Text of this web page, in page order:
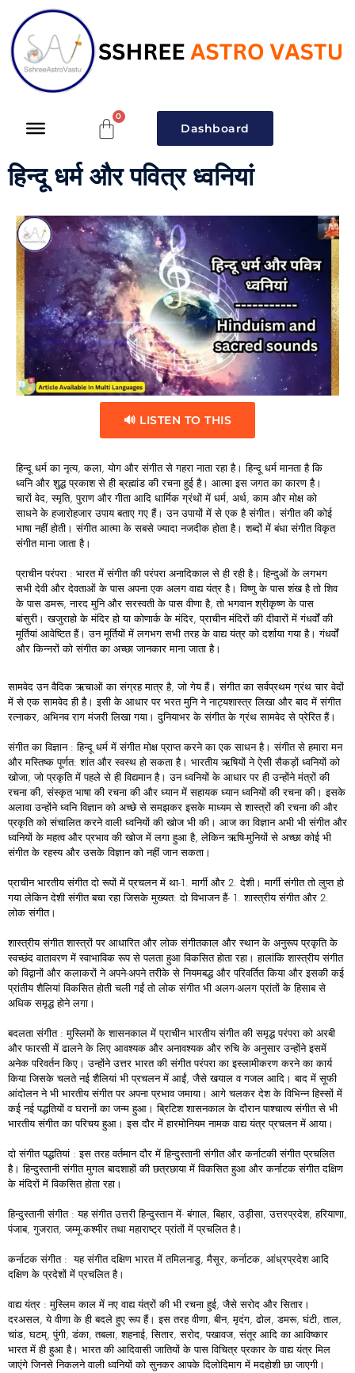
Dashboard
हिन्दू धर्म और पवित्र ध्वनियां
🔊 LISTEN TO THIS
हिन्दू धर्म का नृत्य, कला, योग और संगीत से गहरा नाता रहा है। हिन्दू धर्म मानता है कि
ध्वनि और शुद्ध प्रकाश से ही ब्रह्मांड की रचना हुई है। आत्मा इस जगत का कारण है।
चारों वेद, स्मृति, पुराण और गीता आदि धार्मिक ग्रंथों में धर्म, अर्थ, काम और मोक्ष को
साधने के हजारोहजार उपाय बताए गए हैं। उन उपायों में से एक है संगीत। संगीत की कोई
भाषा नहीं होती। संगीत आत्मा के सबसे ज्यादा नजदीक होता है। शब्दों में बंधा संगीत विकृत
संगीत माना जाता है।
प्राचीन परंपरा : भारत में संगीत की परंपरा अनादिकाल से ही रही है। हिन्दुओं के लगभग
सभी देवी और देवताओं के पास अपना एक अलग वाद्य यंत्र है। विष्णु के पास शंख है तो शिव
के पास डमरू, नारद मुनि और सरस्वती के पास वीणा है, तो भगवान श्रीकृष्ण के पास
बांसुरी। खजुराहो के मंदिर हो या कोणार्क के मंदिर, प्राचीन मंदिरों की दीवारों में गंधर्वों की
मूर्तियां आवेष्टित हैं। उन मूर्तियों में लगभग सभी तरह के वाद्य यंत्र को दर्शाया गया है। गंधर्वों
और किन्नरों को संगीत का अच्छा जानकार माना जाता है।
सामवेद उन वैदिक ऋचाओं का संग्रह मात्र है, जो गेय हैं। संगीत का सर्वप्रथम ग्रंथ चार वेदों
में से एक सामवेद ही है। इसी के आधार पर भरत मुनि ने नाट्यशास्त्र लिखा और बाद में संगीत
रत्नाकर, अभिनव राग मंजरी लिखा गया। दुनियाभर के संगीत के ग्रंथ सामवेद से प्रेरित हैं।
संगीत का विज्ञान : हिन्दू धर्म में संगीत मोक्ष प्राप्त करने का एक साधन है। संगीत से हमारा मन
और मस्तिष्क पूर्णत: शांत और स्वस्थ हो सकता है। भारतीय ऋषियों ने ऐसी सैकड़ों ध्वनियों को
खोजा, जो प्रकृति में पहले से ही विद्यमान है। उन ध्वनियों के आधार पर ही उन्होंने मंत्रों की
रचना की, संस्कृत भाषा की रचना की और ध्यान में सहायक ध्यान ध्वनियों की रचना की। इसके
अलावा उन्होंने ध्वनि विज्ञान को अच्छे से समझकर इसके माध्यम से शास्‍‍त्रों की रचना की और
प्रकृति को संचालित करने वाली ध्वनियों की खोज भी की। आज का विज्ञान अभी भी संगीत और
ध्वनियों के महत्व और प्रभाव की खोज में लगा हुआ है, लेकिन ऋषि-मु‍नियों से अच्छा कोई भी
संगीत के रहस्य और उसके विज्ञान को नहीं जान सकता।
प्राचीन भारतीय संगीत दो रूपों में प्रचलन में था-1. मार्गी और 2. देशी। मार्गी संगीत तो लुप्त हो
गया लेकिन देशी संगीत बचा रहा जिसके मुख्यत: दो विभाजन हैं- 1. शास्त्रीय संगीत और 2.
लोक संगीत।
शास्त्रीय संगीत शास्त्रों पर आधारित और लोक संगीतकाल और स्थान के अनुरूप प्रकृति के
स्वच्छंद वातावरण में स्वाभाविक रूप से पलता हुआ विकसित होता रहा। हालांकि शास्त्रीय संगीत
को विद्वानों और कलाकरों ने अपने-अपने तरीके से नियमबद्ध और परिवर्तित किया और इसकी कई
प्रांतीय शैलियां विकसित होती चली गईं तो लोक संगीत भी अलग-अलग प्रांतों के हिसाब से
अधिक समृद्ध होने लगा।
बदलता संगीत : मुस्लिमों के शासनकाल में प्राचीन भारतीय संगीत की समृद्ध परंपरा को अरबी
और फारसी में ढालने के लिए आवश्यक और अनावश्यक और रुचि के अनुसार उन्होंने इसमें
अनेक परिवर्तन किए। उन्होंने उत्तर भारत की संगीत परंपरा का इस्लामीकरण करने का कार्य
किया जिसके चलते नई शैलियां भी प्रचलन में आईं, जैसे खयाल व गजल आदि। बाद में सूफी
आंदोलन ने भी भारतीय संगीत पर अपना प्रभाव जमाया। आगे चलकर देश के विभिन्न हिस्सों में
कई नई पद्धतियों व घरानों का जन्म हुआ। ब्रिटिश शासनकाल के दौरान पाश्चात्य संगीत से भी
भारतीय संगीत का परिचय हुआ। इस दौर में हारमोनियम नामक वाद्य यंत्र प्रचलन में आया।
दो संगीत पद्धतियां : इस तरह वर्तमान दौर में हिन्दुस्तानी संगीत और कर्नाटकी संगीत प्रचलित
है। हिन्दुस्तानी संगीत मुगल बादशाहों की छत्रछाया में विकसित हुआ और कर्नाटक संगीत दक्षिण
के मंदिरों में विकसित होता रहा।
हिन्दुस्तानी संगीत : यह संगीत उत्तरी हिन्दुस्तान में- बंगाल, बिहार, उड़ीसा, उत्तरप्रदेश, हरियाणा,
पंजाब, गुजरात, जम्मू-कश्मीर तथा महाराष्ट्र प्रांतों में प्रचलित है।
कर्नाटक संगीत : यह संगीत दक्षिण भारत में तमिलनाडु, मैसूर, कर्नाटक, आंध्रप्रदेश आदि
दक्षिण के प्रदेशों में प्रचलित है।
वाद्य यंत्र : मुस्लिम काल में नए वाद्य यंत्रों की भी रचना हुई, जैसे सरोद और सितार।
दरअसल, ये वीणा के ही बदले हुए रूप हैं। इस तरह वीणा, बीन, मृदंग, ढोल, डमरू, घंटी, ताल,
चांड, घटम्, पुंगी, डंका, तबला, शहनाई, सितार, सरोद, पखावज, संतूर आदि का आविष्कार
भारत में ही हुआ है। भारत की आदिवासी जातियों के पास विचित्र प्रकार के वाद्य यंत्र मिल
जाएंगे जिनसे निकलने वाली ध्वनियों को सुनकर आपके दिलोदिमाग में मदहोशी छा जाएगी।